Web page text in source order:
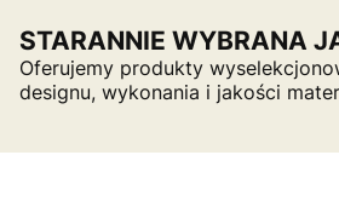
STARANNIE WYBRANA
Oferujemy produkty
designu, wykonania i jakości